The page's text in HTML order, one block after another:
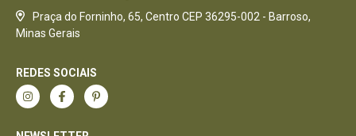
Praça do Forninho, 65, Centro CEP 36295-002 - Barroso,
Minas Gerais
REDES SOCIAIS